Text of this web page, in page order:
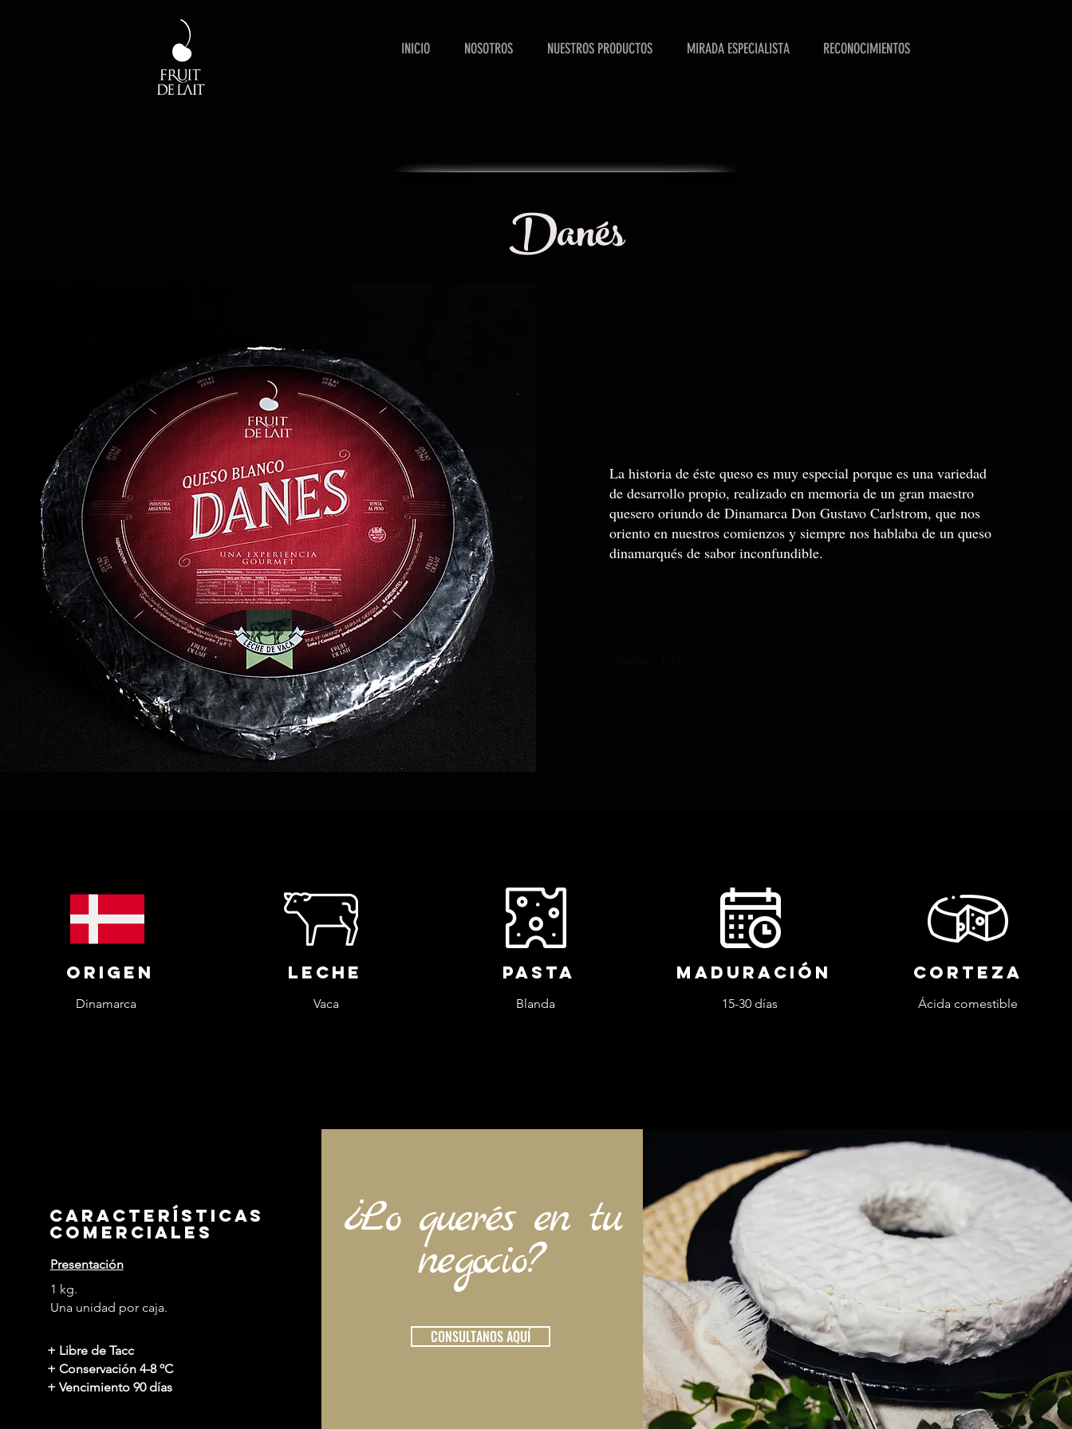
Danés
La historia de éste queso es muy especial porque es una variedad
de desarrollo propio, realizado en memoria de un gran maestro
quesero oriundo de Dinamarca Don Gustavo Carlstrom, que nos
oriento en nuestros comienzos y siempre nos hablaba de un queso
dinamarqués de sabor inconfundible.
origen
Dinamarca
leche
Vaca
pasta
Blanda
maduración
15-30 días
corteza
Ácida comestible
características
comerciales
Presentación
1 kg.
Una unidad por caja.
+ Libre de Tacc
+ Conservación 4-8 ºC
+ Vencimiento 90 días
¿Lo querés en tu
negocio?
CONSULTANOS AQUÍ
INICIO NOSOTROS NUESTROS PRODUCTOS MIRADA ESPECIALISTA RECONOCIMIENTOS